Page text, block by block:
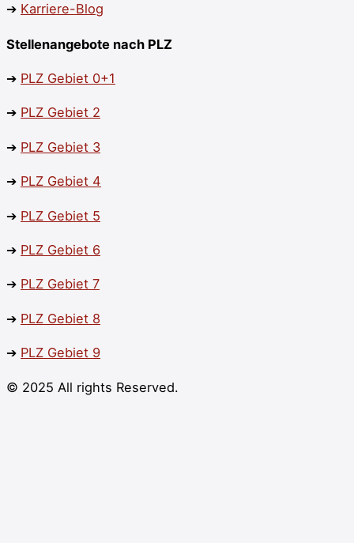
➔ Karriere-Blog
Stellenangebote nach PLZ
➔ PLZ Gebiet 0+1
➔ PLZ Gebiet 2
➔ PLZ Gebiet 3
➔ PLZ Gebiet 4
➔ PLZ Gebiet 5
➔ PLZ Gebiet 6
➔ PLZ Gebiet 7
➔ PLZ Gebiet 8
➔ PLZ Gebiet 9
© 2025 All rights Reserved.